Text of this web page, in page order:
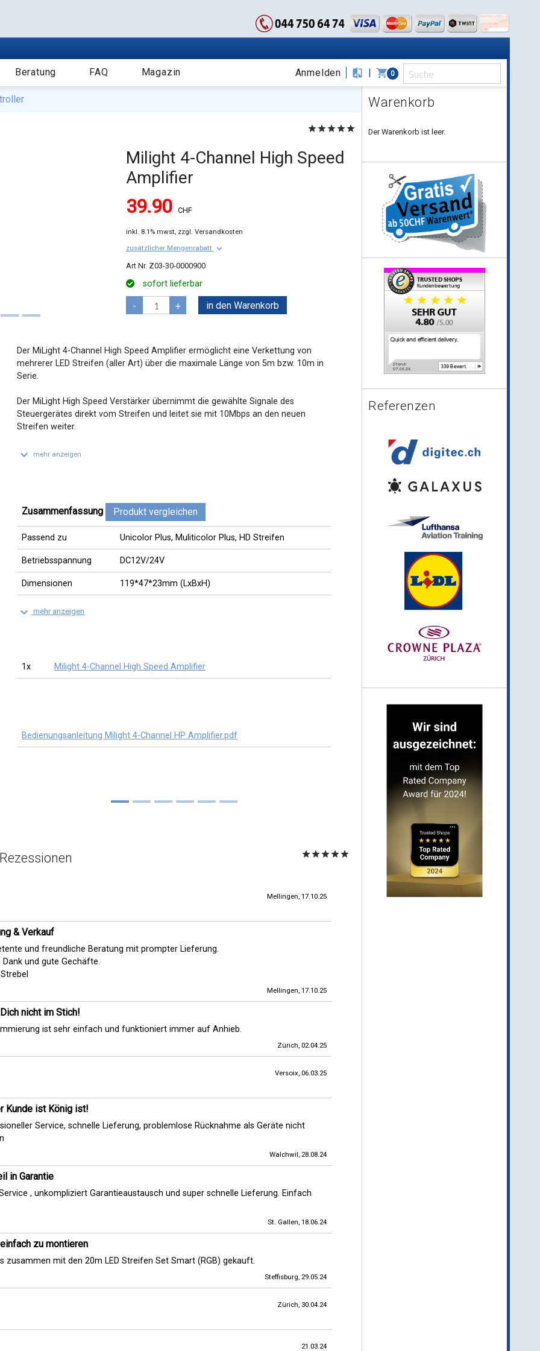
Beratung FAQ Magazin Anmelden compare | shopping_cart 0
starstarstarstarstar
Milight 4-Channel High Speed
Amplifier
39.90 CHF
inkl. 8.1% mwst, zzgl. Versandkosten
zusätzlicher Mengenrabatt keyboard_arrow_down
Z03-30-0000900
sofort lieferbar
- + in den Warenkorb
Der MiLight 4-Channel High Speed Amplifier ermöglicht eine Verkettung von
mehrerer LED Streifen (aller Art) über die maximale Länge von 5m bzw. 10m in
Serie.
Der MiLight High Speed Verstärker übernimmt die gewählte Signale des
Steuergerätes direkt vom Streifen und leitet sie mit 10Mbps an den neuen
Streifen weiter.
keyboard_arrow_down mehr anzeigen
Zusammenfassung Produkt vergleichen
Passend zu Unicolor Plus, Muliticolor Plus, HD Streifen
Betriebsspannung DC12V/24V
Dimensionen 119*47*23mm (LxBxH)
keyboard_arrow_downmehr anzeigen
1x Milight 4-Channel High Speed Amplifier
Bedienungsanleitung Milight 4-Channel HP Amplifier.pdf
starstarstarstarstar
Mellingen, 17.10.25
& Verkauf
und freundliche Beratung mit prompter Lieferung.
Dank und gute Gechäfte.
Mellingen, 17.10.25
nicht im Stich!
ist sehr einfach und funktioniert immer auf Anhieb.
Zürich, 02.04.25
Versoix, 06.03.25
Kunde ist König ist!
Service, schnelle Lieferung, problemlose Rücknahme als Geräte nicht
Walchwil, 28.08.24
in Garantie
, unkompliziert Garantieaustausch und super schnelle Lieferung. Einfach
St. Gallen, 18.06.24
zu montieren
zusammen mit den 20m LED Streifen Set Smart (RGB) gekauft.
Steffisburg, 29.05.24
Zürich, 30.04.24
21.03.24
Warenkorb
Der Warenkorb ist leer.
Referenzen